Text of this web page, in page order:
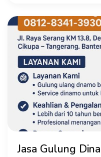
Jasa Gulung